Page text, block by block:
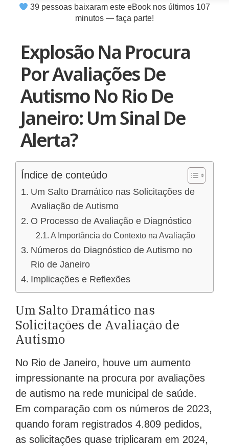
39 pessoas baixaram este eBook nos últimos 107
minutos — faça parte!
Explosão Na Procura
Por Avaliações De
Autismo No Rio De
Janeiro: Um Sinal De
Alerta?
Índice de conteúdo
Um Salto Dramático nas Solicitações de
Avaliação de Autismo
O Processo de Avaliação e Diagnóstico
A Importância do Contexto na Avaliação
Números do Diagnóstico de Autismo no
Rio de Janeiro
Implicações e Reflexões
Um Salto Dramático nas
Solicitações de Avaliação de
Autismo
No Rio de Janeiro, houve um aumento
impressionante na procura por avaliações
de autismo na rede municipal de saúde.
Em comparação com os números de 2023,
quando foram registrados 4.809 pedidos,
as solicitações quase triplicaram em 2024,